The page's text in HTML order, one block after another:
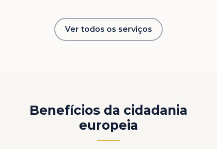
Ver todos os serviços
Benefícios da cidadania
europeia